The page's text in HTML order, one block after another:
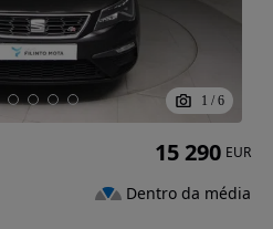
1 / 6
15 290 EUR
Dentro da média